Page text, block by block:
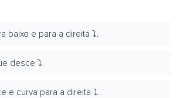
baixo e para a direita ⤵️.
desce ⤵️.
e curva para a direita ⤵️.